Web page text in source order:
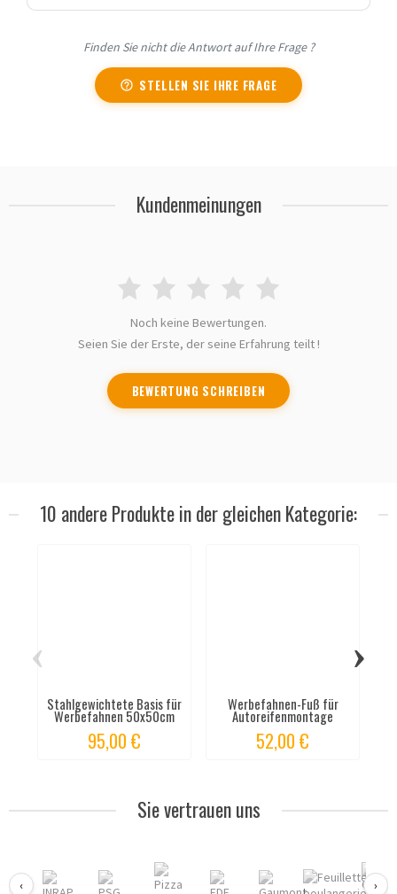
Finden Sie nicht die Antwort auf Ihre Frage ?
STELLEN SIE IHRE FRAGE
Kundenmeinungen
Noch keine Bewertungen.
Seien Sie der Erste, der seine Erfahrung teilt !
BEWERTUNG SCHREIBEN
10 andere Produkte in der gleichen Kategorie:
Stahlgewichtete Basis für
Werbefahnen 50x50cm
95,00 €
Werbefahnen-Fuß für
Autoreifenmontage
52,00 €
‹ ›
Sie vertrauen uns
‹ ›